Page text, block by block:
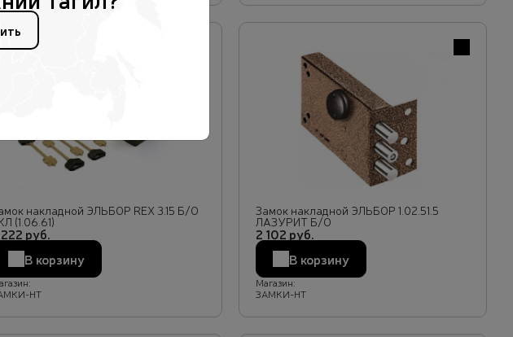
накладной ЭЛЬБОР REX 3.15 Б/О
(1.06.61)
руб.
В корзину
НТ
В
Замок накладной ЭЛЬБОР 1.02.51.5
ЛАЗУРИТ Б/О
2 102 руб.
В корзину
Магазин:
ЗАМКИ-НТ